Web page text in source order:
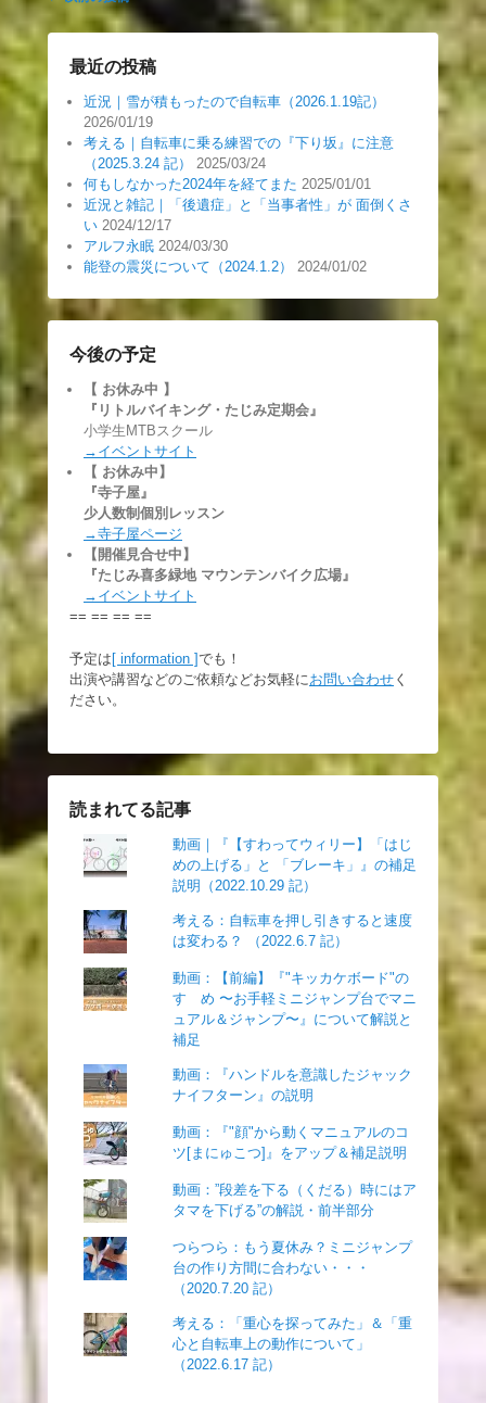
最近の投稿
近況｜雪が積もったので自転車（2026.1.19記）
2026/01/19
考える｜自転車に乗る練習での『下り坂』に注意
（2025.3.24 記）
2025/03/24
何もしなかった2024年を経てまた 2025/01/01
近況と雑記｜「後遺症」と「当事者性」が 面倒くさ
い 2024/12/17
アルフ永眠 2024/03/30
能登の震災について（2024.1.2）
2024/01/02
今後の予定
【 お休み中 】
『リトルバイキング・たじみ定期会』
小学生MTBスクール
→イベントサイト
【 お休み中】
『寺子屋』
少人数制個別レッスン
→寺子屋ページ
【開催見合せ中】
『たじみ喜多緑地 マウンテンバイク広場』
→イベントサイト
== == == ==
予定は [ information ]でも！
出演や講習などのご依頼などお気軽にお問い合わせ く
ださい。
読まれてる記事
動画｜『【すわってウィリー】「はじ
めの上げる」と 「ブレーキ」』の補足
説明（2022.10.29 記）
考える：自転車を押し引きすると速度
は変わる？ （2022.6.7 記）
動画：【前編】『"キッカケボード"の
すゝめ 〜お手軽ミニジャンプ台でマニ
ュアル＆ジャンプ〜』について解説と
補足
動画：『ハンドルを意識したジャック
ナイフターン』の説明
動画：『"顔"から動くマニュアルのコ
ツ[まにゅこつ]』をアップ＆補足説明
動画：”段差を下る（くだる）時にはア
タマを下げる”の解説・前半部分
つらつら：もう夏休み？ミニジャンプ
台の作り方間に合わない・・・
（2020.7.20 記）
考える：「重心を探ってみた」＆「重
心と自転車上の動作について」
（2022.6.17 記）